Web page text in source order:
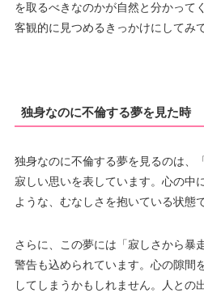
を取るべきなのかが自然と分かって
客観的に見つめるきっかけにしてみ
独身なのに不倫する夢を見た時
独身なのに不倫する夢を見るのは、
寂しい思いを表しています。心の中
ような、むなしさを抱いている状態で
さらに、この夢には「寂しさから暴
警告も込められています。心の隙間
してしまうかもしれません。人との